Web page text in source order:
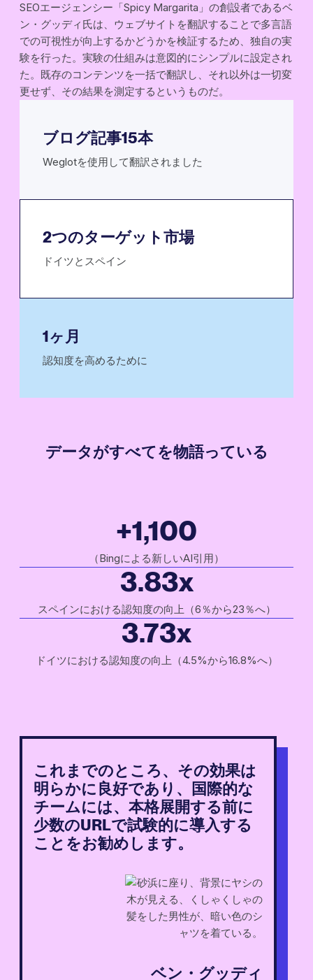
SEOエージェンシー「Spicy Margarita」の創設者であるベ
ン・グッディ氏は、ウェブサイトを翻訳することで多言語
での可視性が向上するかどうかを検証するため、独自の実
験を行った。実験の仕組みは意図的にシンプルに設定され
た。既存のコンテンツを一括で翻訳し、それ以外は一切変
更せず、その結果を測定するというものだ。
ブログ記事15本
Weglotを使用して翻訳されました
2つのターゲット市場
ドイツとスペイン
1ヶ月
認知度を高めるために
データがすべてを物語っている
+1,100
（Bingによる新しいAI引用）
3.83x
スペインにおける認知度の向上（6％から23％へ）
3.73x
ドイツにおける認知度の向上（4.5%から16.8%へ）
これまでのところ、その効果は
明らかに良好であり、国際的な
チームには、本格展開する前に
少数のURLで試験的に導入する
ことをお勧めします。
ベン・グッディ